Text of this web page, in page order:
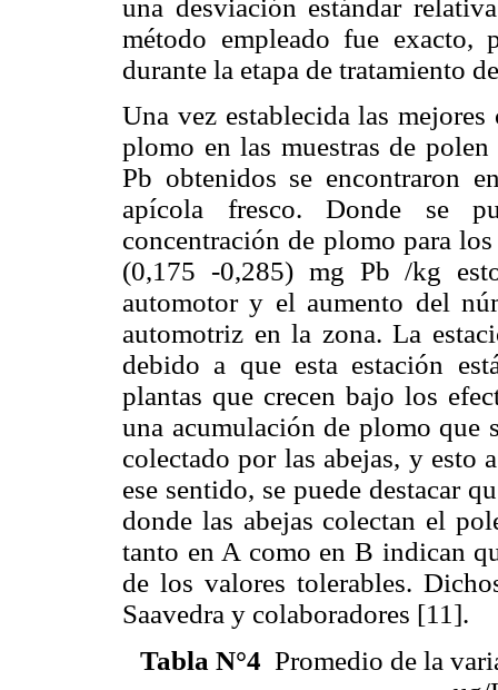
una desviación estándar
método empleado fue
durante la etapa de tratamiento
Una vez establecida las
plomo en las muestras de
Pb obtenidos se encontraron
apícola fresco. Donde se
concentración de plomo para
(0,175 -0,285) mg Pb /kg
automotor y el aumento del
automotriz en la zona. La
debido a que esta estación
plantas que crecen bajo los
una acumulación de plomo que
colectado por las abejas, y esto
ese sentido, se puede destacar
donde las abejas colectan el
tanto en A como en B indican
de los valores tolerables.
Saavedra y colaboradores [11].
Tabla N°4 Promedio de la